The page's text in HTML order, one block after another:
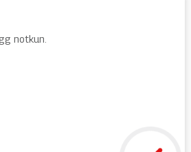
notkun.